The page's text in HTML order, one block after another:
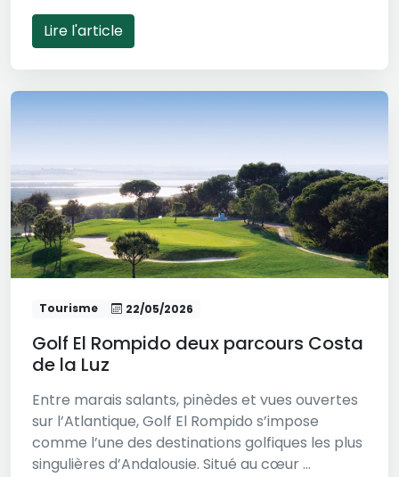
Lire l'article
Tourisme 22/05/2026
Golf El Rompido deux parcours Costa
de la Luz
Entre marais salants, pinèdes et vues ouvertes
sur l’Atlantique, Golf El Rompido s’impose
comme l’une des destinations golfiques les plus
singulières d’Andalousie. Situé au cœur ...